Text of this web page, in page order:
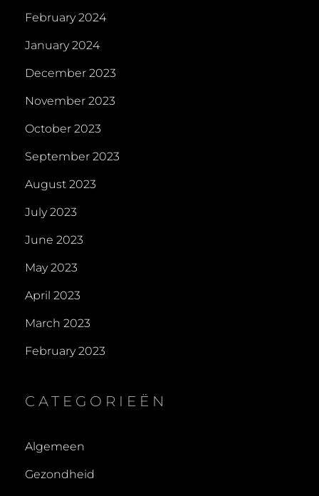
February 2024
January 2024
December 2023
November 2023
October 2023
September 2023
August 2023
July 2023
June 2023
May 2023
April 2023
March 2023
February 2023
CATEGORIEËN
Algemeen
Gezondheid